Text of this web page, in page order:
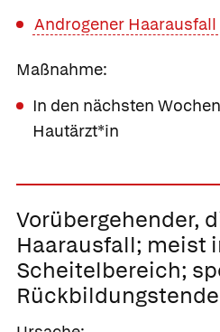
Androgener Haarausfall
Maßnahme:
In den nächsten
Hautärzt*in
Vorübergehender,
Haarausfall; meist
Scheitelbereich;